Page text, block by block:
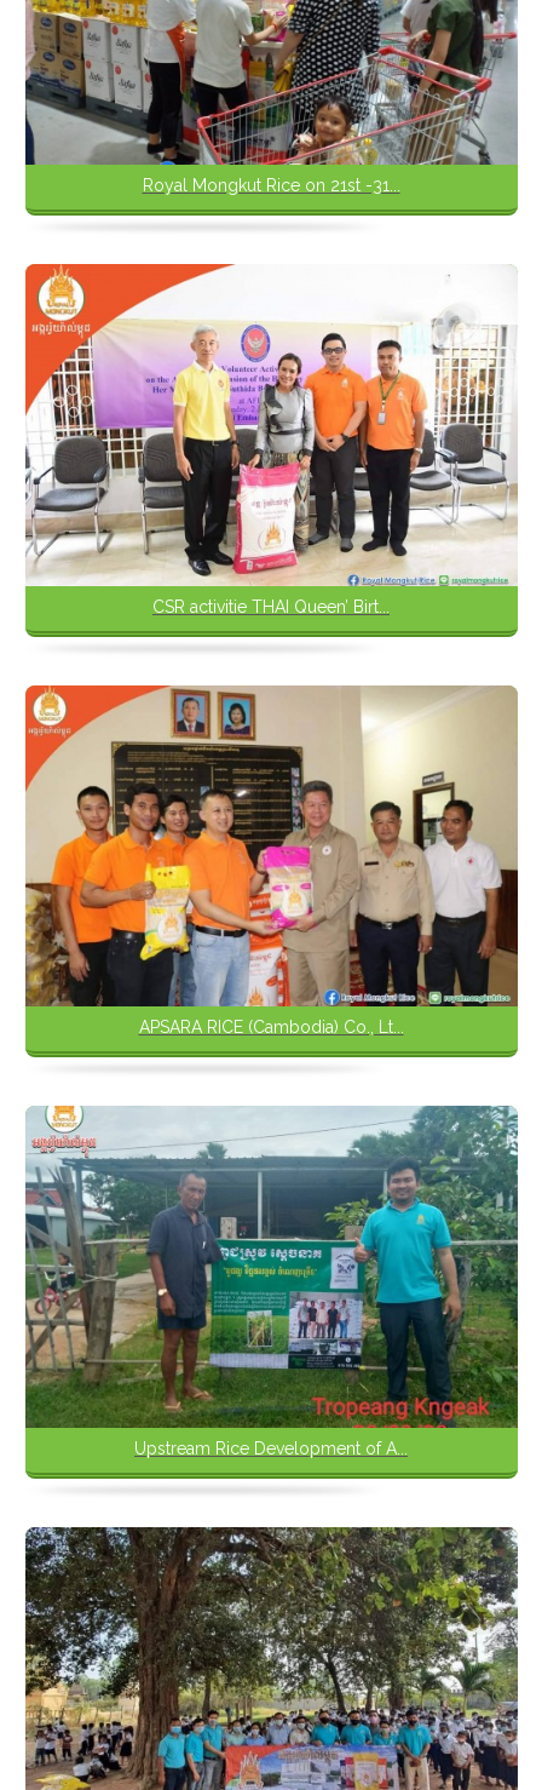
Royal Mongkut Rice on 21st -31...
CSR activitie THAI Queen’ Birt...
APSARA RICE (Cambodia) Co., Lt...
Upstream Rice Development of A...